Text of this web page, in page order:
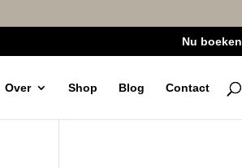
Nu boeken
Over Shop Blog Contact